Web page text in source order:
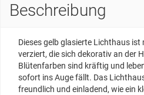
Beschreibung
Dieses gelb glasierte Lichthaus
verziert, die sich dekorativ an der
Blütenfarben sind kräftig und
sofort ins Auge fällt. Das
freundlich und einladend, wie ein